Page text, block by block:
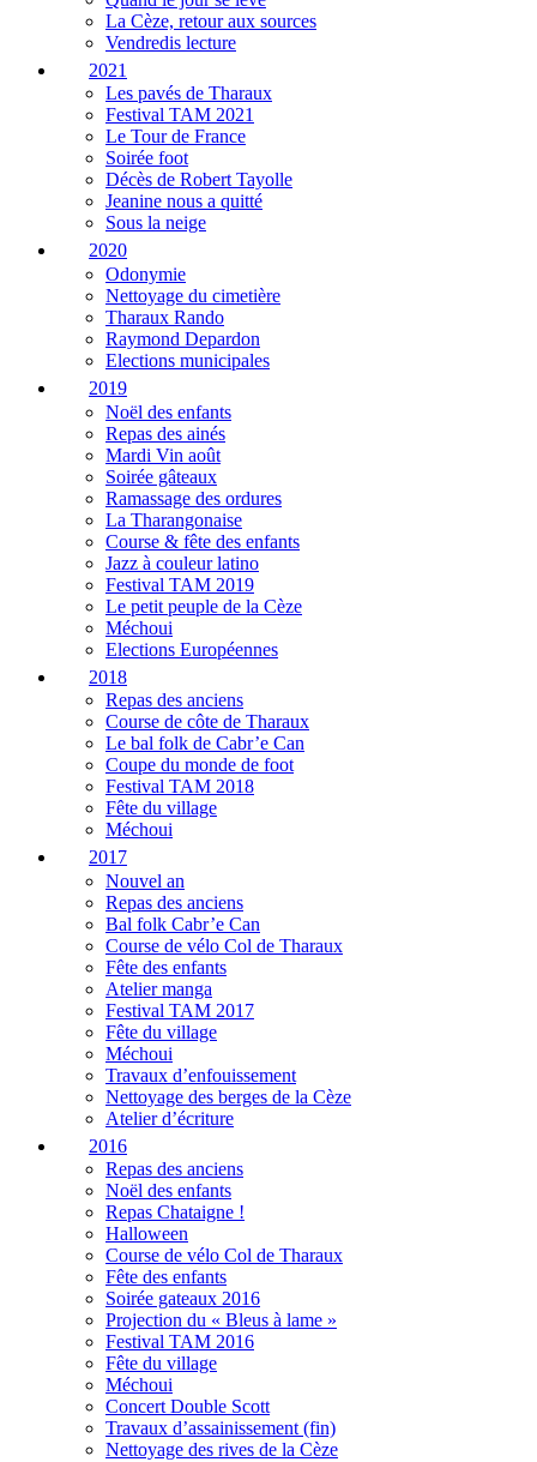
La Cèze, retour aux sources
Vendredis lecture
2021
Les pavés de Tharaux
Festival TAM 2021
Le Tour de France
Soirée foot
Décès de Robert Tayolle
Jeanine nous a quitté
Sous la neige
2020
Odonymie
Nettoyage du cimetière
Tharaux Rando
Raymond Depardon
Elections municipales
2019
Noël des enfants
Repas des ainés
Mardi Vin août
Soirée gâteaux
Ramassage des ordures
La Tharangonaise
Course & fête des enfants
Jazz à couleur latino
Festival TAM 2019
Le petit peuple de la Cèze
Méchoui
Elections Européennes
2018
Repas des anciens
Course de côte de Tharaux
Le bal folk de Cabr’e Can
Coupe du monde de foot
Festival TAM 2018
Fête du village
Méchoui
2017
Nouvel an
Repas des anciens
Bal folk Cabr’e Can
Course de vélo Col de Tharaux
Fête des enfants
Atelier manga
Festival TAM 2017
Fête du village
Méchoui
Travaux d’enfouissement
Nettoyage des berges de la Cèze
Atelier d’écriture
2016
Repas des anciens
Noël des enfants
Repas Chataigne !
Halloween
Course de vélo Col de Tharaux
Fête des enfants
Soirée gateaux 2016
Projection du « Bleus à lame »
Festival TAM 2016
Fête du village
Méchoui
Concert Double Scott
Travaux d’assainissement (fin)
Nettoyage des rives de la Cèze